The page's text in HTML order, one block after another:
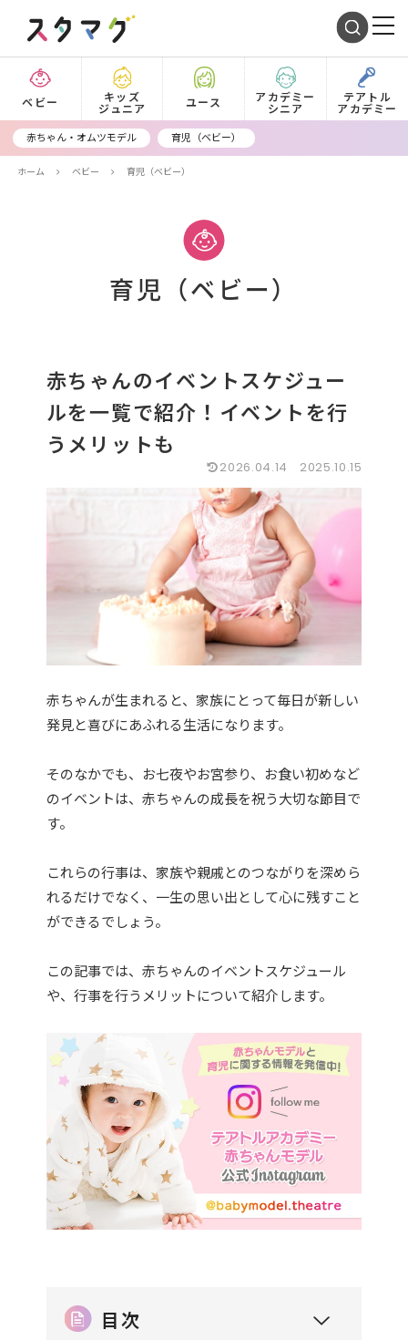
ベビー キッズ
ジュニア ユース アカデミー
シニア
テアトル
アカデミー
キッズモデル
テアトルアカデミー 声優 VTuber
赤ちゃん・オムツモデル 育児（ベビー）
ホーム ベビー 育児（ベビー）
育児（ベビー）
赤ちゃんのイベントスケジュー
ルを一覧で紹介！イベントを行
うメリットも
2026.04.14 2025.10.15
赤ちゃんが生まれると、家族にとって毎日が新しい
発見と喜びにあふれる生活になります。
そのなかでも、お七夜やお宮参り、お食い初めなど
のイベントは、赤ちゃんの成長を祝う大切な節目で
す。
これらの行事は、家族や親戚とのつながりを深めら
れるだけでなく、一生の思い出として心に残すこと
ができるでしょう。
この記事では、赤ちゃんのイベントスケジュール
や、行事を行うメリットについて紹介します。
目次